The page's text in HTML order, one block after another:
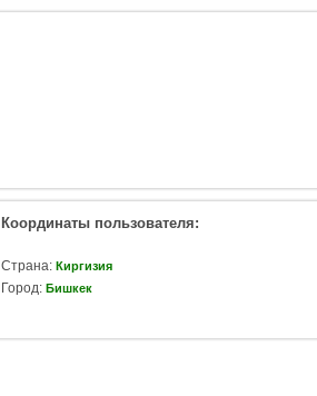
Координаты пользователя:
Страна: Киргизия
Город: Бишкек